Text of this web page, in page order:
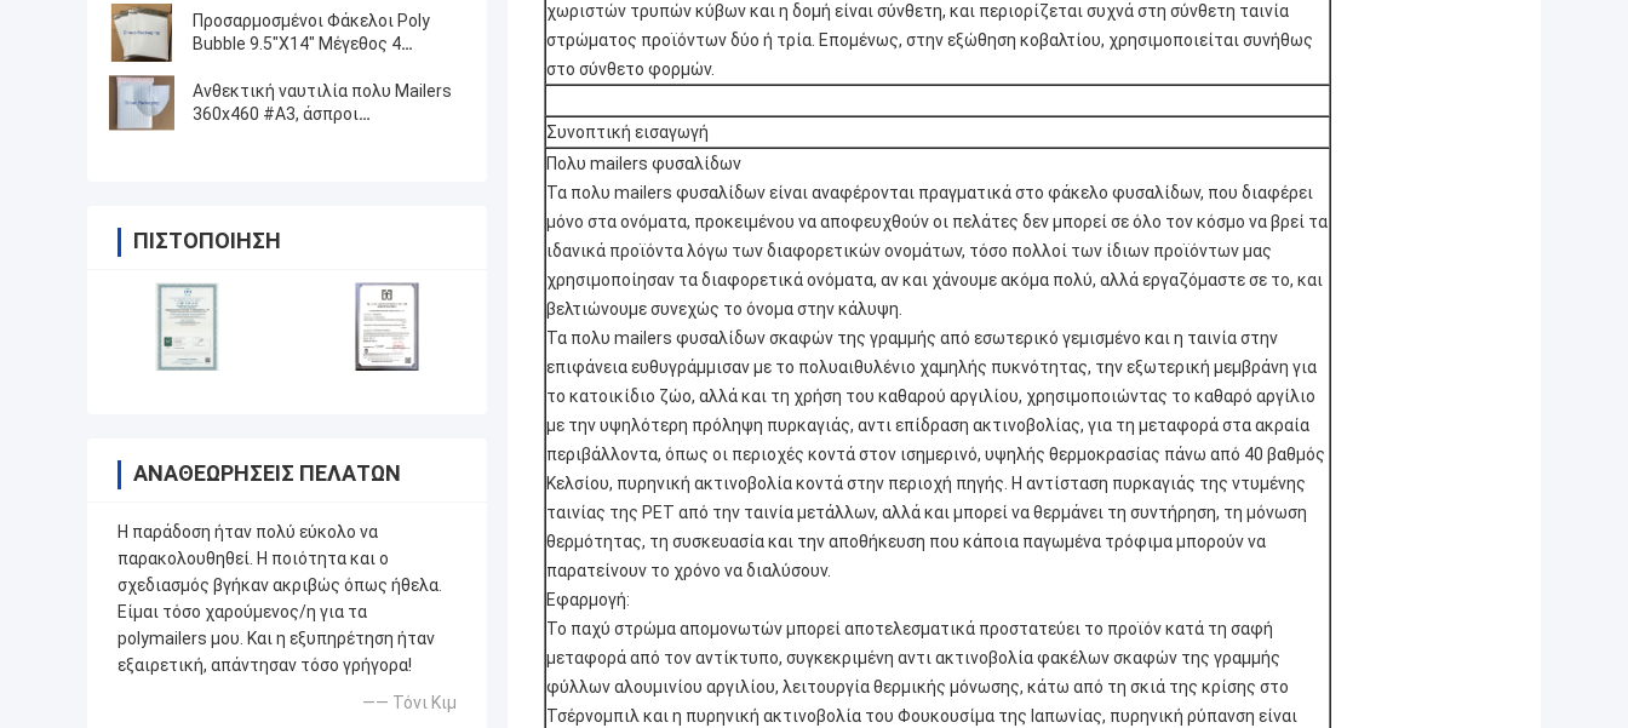
Προσαρμοσμένοι Φάκελοι Poly
Bubble 9.5"X14" Μέγεθος 4
Επένδυση
Ανθεκτική ναυτιλία πολυ Mailers
360x460 #A3, άσπροι
ΠΙΣΤΟΠΟΊΗΣΗ
ΑΝΑΘΕΩΡΉΣΕΙΣ ΠΕΛΑΤΏΝ
Η παράδοση ήταν πολύ εύκολο να
παρακολουθηθεί. Η ποιότητα και ο
σχεδιασμός βγήκαν ακριβώς όπως ήθελα.
Είμαι τόσο χαρούμενος/η για τα
polymailers μου. Και η εξυπηρέτηση ήταν
εξαιρετική, απάντησαν τόσο γρήγορα!
—— Τόνι Κιμ
χωριστών τρυπών κύβων και η δομή είναι σύνθετη, και περιορίζεται συχνά στη σύνθετη ταινία
στρώματος προϊόντων δύο ή τρία. Επομένως, στην εξώθηση κοβαλτίου, χρησιμοποιείται συνήθως
στο σύνθετο φορμών.
Συνοπτική εισαγωγή
Πολυ mailers φυσαλίδων
Τα πολυ mailers φυσαλίδων είναι αναφέρονται πραγματικά στο φάκελο φυσαλίδων, που διαφέρει
μόνο στα ονόματα, προκειμένου να αποφευχθούν οι πελάτες δεν μπορεί σε όλο τον κόσμο να βρεί τα
ιδανικά προϊόντα λόγω των διαφορετικών ονομάτων, τόσο πολλοί των ίδιων προϊόντων μας
χρησιμοποίησαν τα διαφορετικά ονόματα, αν και χάνουμε ακόμα πολύ, αλλά εργαζόμαστε σε το, και
βελτιώνουμε συνεχώς το όνομα στην κάλυψη.
Τα πολυ mailers φυσαλίδων σκαφών της γραμμής από εσωτερικό γεμισμένο και η ταινία στην
επιφάνεια ευθυγράμμισαν με το πολυαιθυλένιο χαμηλής πυκνότητας, την εξωτερική μεμβράνη για
το κατοικίδιο ζώο, αλλά και τη χρήση του καθαρού αργιλίου, χρησιμοποιώντας το καθαρό αργίλιο
με την υψηλότερη πρόληψη πυρκαγιάς, αντι επίδραση ακτινοβολίας, για τη μεταφορά στα ακραία
περιβάλλοντα, όπως οι περιοχές κοντά στον ισημερινό, υψηλής θερμοκρασίας πάνω από 40 βαθμός
Κελσίου, πυρηνική ακτινοβολία κοντά στην περιοχή πηγής. Η αντίσταση πυρκαγιάς της ντυμένης
ταινίας της PET από την ταινία μετάλλων, αλλά και μπορεί να θερμάνει τη συντήρηση, τη μόνωση
θερμότητας, τη συσκευασία και την αποθήκευση που κάποια παγωμένα τρόφιμα μπορούν να
παρατείνουν το χρόνο να διαλύσουν.
Εφαρμογή:
Το παχύ στρώμα απομονωτών μπορεί αποτελεσματικά προστατεύει το προϊόν κατά τη σαφή
μεταφορά από τον αντίκτυπο, συγκεκριμένη αντι ακτινοβολία φακέλων σκαφών της γραμμής
φύλλων αλουμινίου αργιλίου, λειτουργία θερμικής μόνωσης, κάτω από τη σκιά της κρίσης στο
Τσέρνομπιλ και η πυρηνική ακτινοβολία του Φουκουσίμα της Ιαπωνίας, πυρηνική ρύπανση είναι